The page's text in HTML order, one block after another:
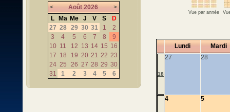
< Août 2026
>
L
Ma Me J V S
D
27 28 29 30 31 1
2
3
4 5 6 7 8
9
10 11 12 13 14 15 16
17 18 19 20 21 22 23
24 25 26 27 28 29 30
31
1 2 3 4 5 6
Vue par année
Lundi Mardi
18
27 28
4 5